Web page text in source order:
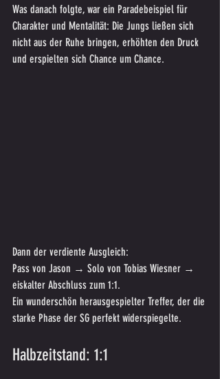
Was danach folgte, war ein Paradebeispiel für
Charakter und Mentalität: Die Jungs ließen sich
nicht aus der Ruhe bringen, erhöhten den Druck
und erspielten sich Chance um Chance.
Dann der verdiente Ausgleich:
Pass von Jason → Solo von Tobias Wiesner →
eiskalter Abschluss zum 1:1.
Ein wunderschön herausgespielter Treffer, der die
starke Phase der SG perfekt widerspiegelte.
Halbzeitstand: 1:1